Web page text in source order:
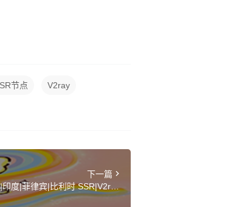
节点 V2ray
下一篇
度|菲律宾|比利时 SSR|V2ray|
Clash订阅链接